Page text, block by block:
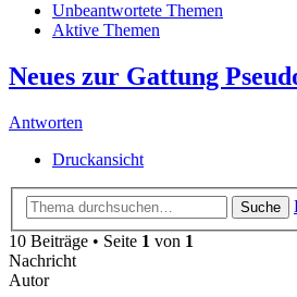
Unbeantwortete Themen
Aktive Themen
Neues zur Gattung
Antworten
Druckansicht
Suche
10 Beiträge • Seite 1 von 1
Nachricht
Autor